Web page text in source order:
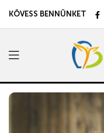
KÖVESS BENNÜNKET